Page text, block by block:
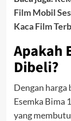
Film Mobil
Kaca Film
Apakah
Dibeli?
Dengan harga
Esemka Bima
yang